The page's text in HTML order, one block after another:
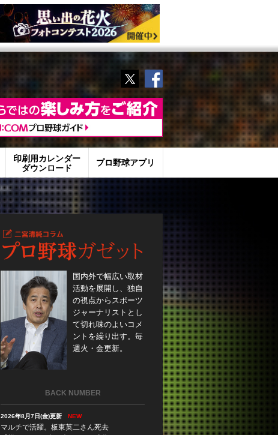
TwitterFacebook
印刷用カレンダー
ダウンロード
プロ野球アプリ
国内外で幅広い取材
活動を展開し、独自
の視点からスポーツ
ジャーナリストとし
て切れ味のよいコメ
ントを繰り出す。毎
週火・金更新。
BACK NUMBER
2026年8月7日(金)更新 NEW
マルチで活躍。板東英二さん死去